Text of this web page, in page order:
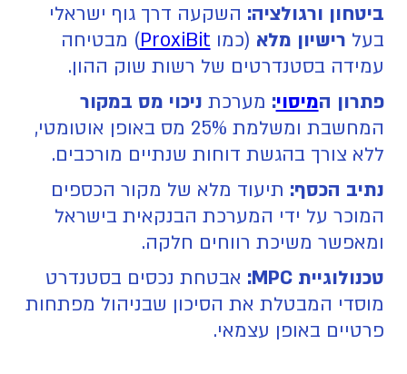
ביטחון ורגולציה: השקעה דרך גוף ישראלי
בעל רישיון מלא (כמו ProxiBit) מבטיחה
עמידה בסטנדרטים של רשות שוק ההון.
פתרון המיסוי: מערכת ניכוי מס במקור
המחשבת ומשלמת 25% מס באופן אוטומטי,
ללא צורך בהגשת דוחות שנתיים מורכבים.
נתיב הכסף: תיעוד מלא של מקור הכספים
המוכר על ידי המערכת הבנקאית בישראל
ומאפשר משיכת רווחים חלקה.
טכנולוגיית MPC:
אבטחת נכסים בסטנדרט
מוסדי המבטלת את הסיכון שבניהול מפתחות
פרטיים באופן עצמאי.